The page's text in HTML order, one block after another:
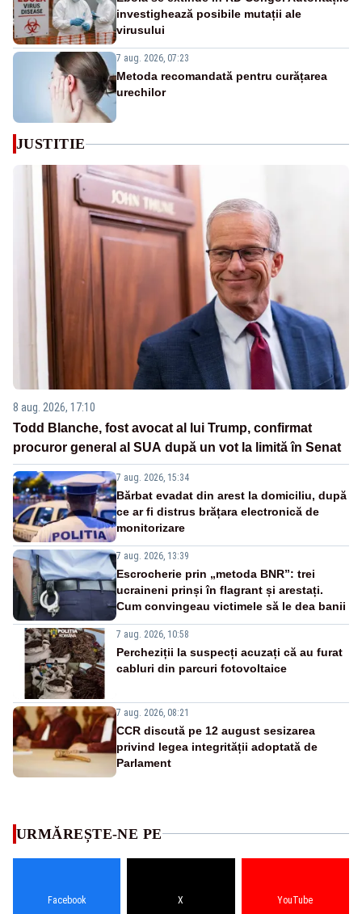
investighează posibile mutații ale
virusului
7 aug. 2026, 07:23
Metoda recomandată pentru curățarea
urechilor
JUSTITIE
8 aug. 2026, 17:10
Todd Blanche, fost avocat al lui Trump, confirmat
procuror general al SUA după un vot la limită în Senat
7 aug. 2026, 15:34
Bărbat evadat din arest la domiciliu, după
ce ar fi distrus brățara electronică de
monitorizare
7 aug. 2026, 13:39
Escrocherie prin „metoda BNR”: trei
ucraineni prinși în flagrant și arestați.
Cum convingeau victimele să le dea banii
7 aug. 2026, 10:58
Percheziții la suspecți acuzați că au furat
cabluri din parcuri fotovoltaice
7 aug. 2026, 08:21
CCR discută pe 12 august sesizarea
privind legea integrității adoptată de
Parlament
URMĂREȘTE-NE PE
Facebook X YouTube